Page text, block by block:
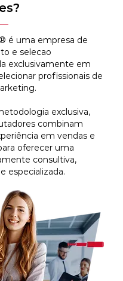
é uma empresa de
e selecao
exclusivamente em
profissionais de
exclusiva,
combinam
em vendas e
oferecer uma
consultiva,
especializada.